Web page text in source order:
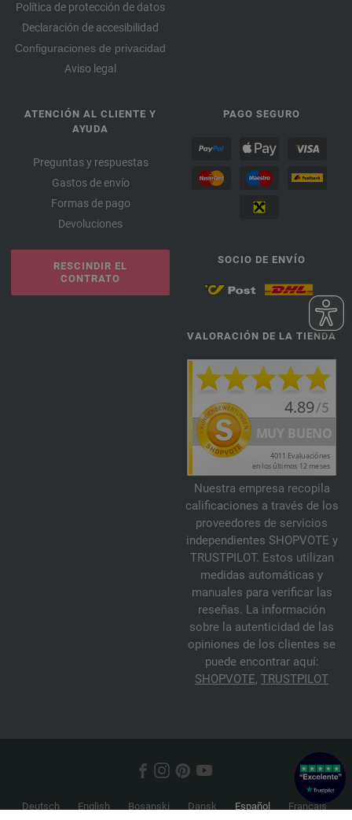
Política de protección de datos
Declaración de accesibilidad
Configuraciones de privacidad
Aviso legal
ATENCIÓN AL CLIENTE Y
AYUDA
Preguntas y respuestas
Gastos de envío
Formas de pago
Devoluciones
RESCINDIR EL
CONTRATO
PAGO SEGURO
SOCIO DE ENVÍO
VALORACIÓN DE LA TIENDA
Nuestra empresa recopila
calificaciones a través de los
proveedores de servicios
independientes SHOPVOTE y
TRUSTPILOT. Estos utilizan
medidas automáticas y
manuales para verificar las
reseñas. La información
sobre la autenticidad de las
opiniones de los clientes se
puede encontrar aquí:
SHOPVOTE, TRUSTPILOT
Deutsch English Bosanski Dansk Español Français